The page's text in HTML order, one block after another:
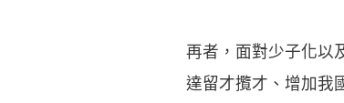
再者，面對少子化以
達留才攬才、增加我